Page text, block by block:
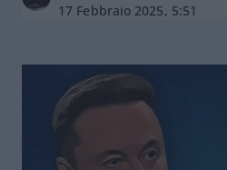
17 Febbraio 2025, 5:51